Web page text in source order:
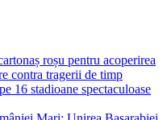
roșu pentru acoperirea
contra tragerii de timp
16 stadioane spectaculoase